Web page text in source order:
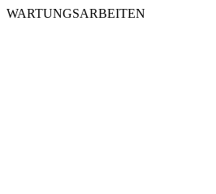
WARTUNGSARBEITEN